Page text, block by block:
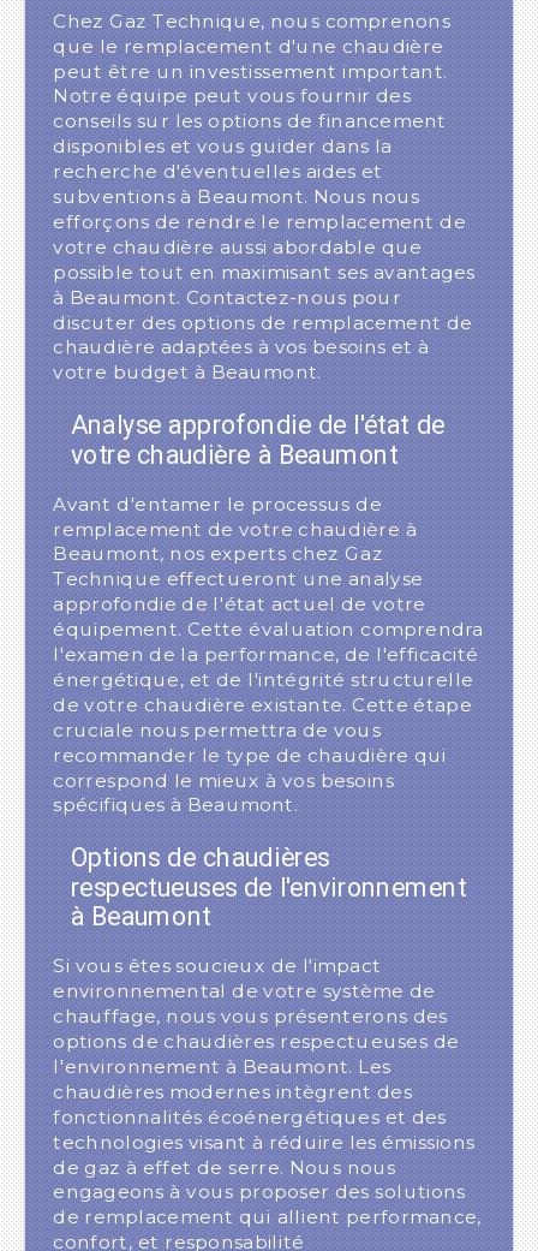
Chez Gaz Technique, nous comprenons
que le remplacement d'une chaudière
peut être un investissement important.
Notre équipe peut vous fournir des
conseils sur les options de financement
disponibles et vous guider dans la
recherche d'éventuelles aides et
subventions à Beaumont. Nous nous
efforçons de rendre le remplacement de
votre chaudière aussi abordable que
possible tout en maximisant ses avantages
à Beaumont. Contactez-nous pour
discuter des options de remplacement de
chaudière adaptées à vos besoins et à
votre budget à Beaumont.
Analyse approfondie de l'état de
votre chaudière à Beaumont
Avant d'entamer le processus de
remplacement de votre chaudière à
Beaumont, nos experts chez Gaz
Technique effectueront une analyse
approfondie de l'état actuel de votre
équipement. Cette évaluation comprendra
l'examen de la performance, de l'efficacité
énergétique, et de l'intégrité structurelle
de votre chaudière existante. Cette étape
cruciale nous permettra de vous
recommander le type de chaudière qui
correspond le mieux à vos besoins
spécifiques à Beaumont.
Options de chaudières
respectueuses de l'environnement
à Beaumont
Si vous êtes soucieux de l'impact
environnemental de votre système de
chauffage, nous vous présenterons des
options de chaudières respectueuses de
l'environnement à Beaumont. Les
chaudières modernes intègrent des
fonctionnalités écoénergétiques et des
technologies visant à réduire les émissions
de gaz à effet de serre. Nous nous
engageons à vous proposer des solutions
de remplacement qui allient performance,
confort, et responsabilité